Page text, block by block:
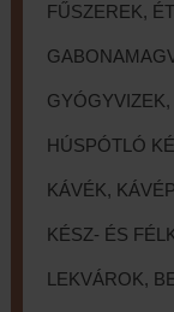
FŰSZEREK,
HÚSPÓTLÓ
KÁVÉK,
KÉSZ- ÉS
LEKVÁROK,